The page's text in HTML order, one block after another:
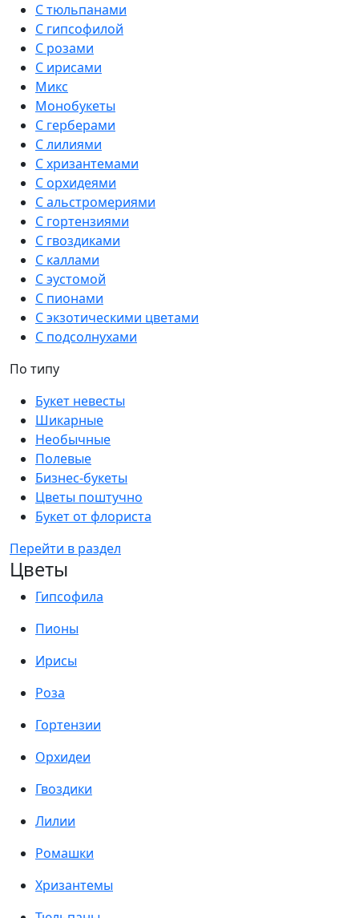
С тюльпанами
С гипсофилой
С розами
С ирисами
Микс
Монобукеты
С герберами
С лилиями
С хризантемами
С орхидеями
С альстромериями
С гортензиями
С гвоздиками
С каллами
С эустомой
С пионами
С экзотическими цветами
С подсолнухами
По типу
Букет невесты
Шикарные
Необычные
Полевые
Бизнес-букеты
Цветы поштучно
Букет от флориста
Перейти в раздел
Цветы
Гипсофила
Пионы
Ирисы
Роза
Гортензии
Орхидеи
Гвоздики
Лилии
Ромашки
Хризантемы